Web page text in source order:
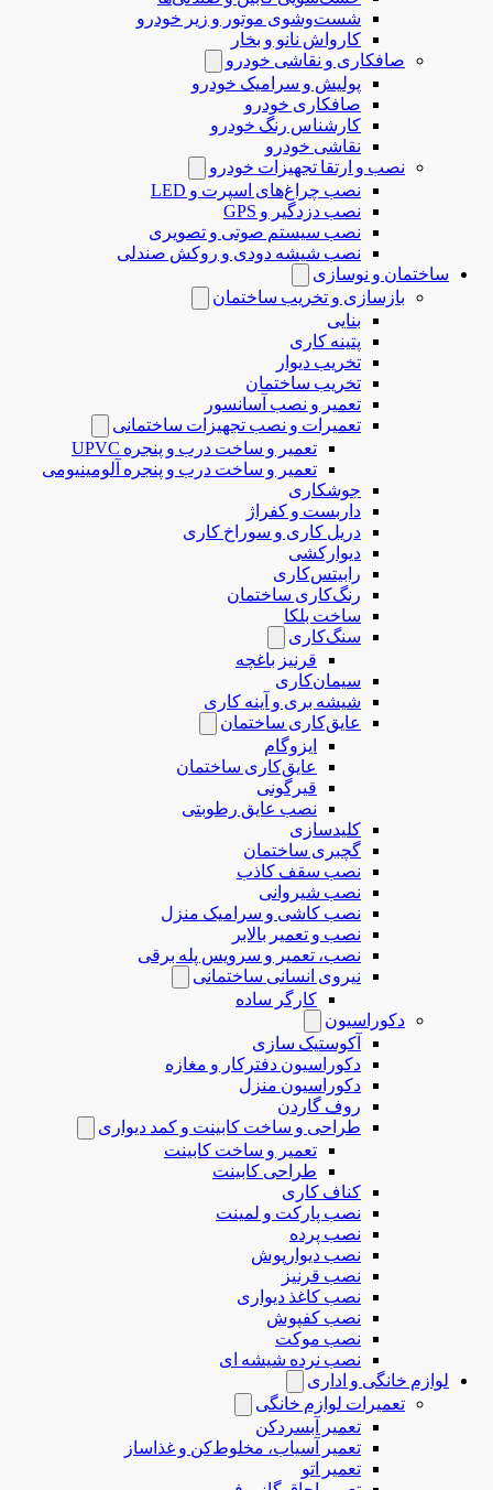
شست‌وشوی موتور و زیر خودرو
کارواش نانو و بخار
صافکاری و نقاشی خودرو
پولیش و سرامیک خودرو
صافکاری خودرو
کارشناس رنگ خودرو
نقاشی خودرو
نصب و ارتقا تجهیزات خودرو
نصب چراغ‌های اسپرت و LED
نصب دزدگیر و GPS
نصب سیستم صوتی و تصویری
نصب شیشه دودی و روکش صندلی
ساختمان و نوسازی
بازسازی و تخریب ساختمان
بنایی
پتینه کاری
تخریب دیوار
تخریب ساختمان
تعمیر و نصب آسانسور
تعمیرات و نصب تجهیزات ساختمانی
تعمیر و ساخت درب و پنجره UPVC
تعمیر و ساخت درب و پنجره آلومینیومی
جوشکاری
داربست و کفراژ
دریل کاری و سوراخ کاری
دیوارکشی
رابیتس‌کاری
رنگ‌کاری ساختمان
ساخت بلکا
سنگ‌کاری
قرنیز باغچه
سیمان‌کاری
شیشه بری و آینه کاری
عایق‌کاری ساختمان
ایزوگام
عایق‌کاری ساختمان
قیرگونی
نصب عایق رطوبتی
کلیدسازی
گچبری ساختمان
نصب سقف کاذب
نصب شیروانی
نصب کاشی و سرامیک منزل
نصب و تعمیر بالابر
نصب، تعمیر و سرویس پله برقی
نیروی انسانی ساختمانی
کارگر ساده
دکوراسیون
آکوستیک سازی
دکوراسیون دفترکار و مغازه
دکوراسیون منزل
روف گاردن
طراحی و ساخت کابینت و کمد دیواری
تعمیر و ساخت کابینت
طراحی کابینت
کناف کاری
نصب پارکت و لمینت
نصب پرده
نصب دیوارپوش
نصب قرنیز
نصب کاغذ دیواری
نصب کفپوش
نصب موکت
نصب نرده شیشه ای
لوازم خانگی و اداری
تعمیرات لوازم خانگی
تعمیر آبسردکن
تعمیر آسیاب، مخلوط‌کن و غذاساز
تعمیر اتو